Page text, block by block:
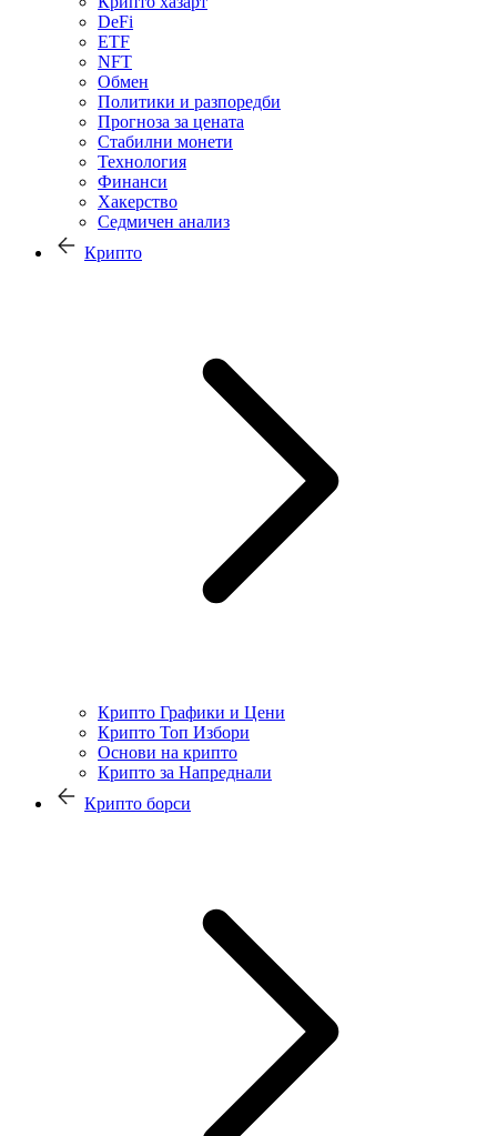
DeFi
ETF
NFT
Обмен
Политики и разпоредби
Прогноза за цената
Стабилни монети
Технология
Финанси
Хакерство
Седмичен анализ
Крипто
Крипто Графики и Цени
Крипто Топ Избори
Основи на крипто
Крипто за Напреднали
Крипто борси